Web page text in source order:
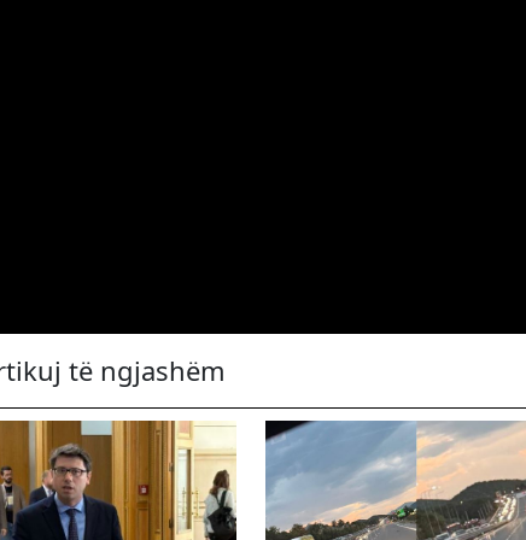
të ngjashëm